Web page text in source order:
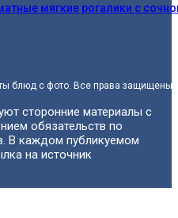
мягкие рогалики с
блюд с фото. Все права защищены.
сторонние материалы с
обязательств по
В каждом публикуемом
на источник